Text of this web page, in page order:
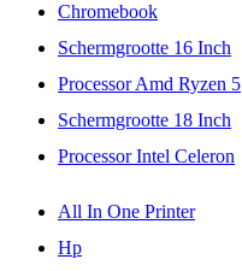
Chromebook
Schermgrootte 16 Inch
Processor Amd Ryzen 5
Schermgrootte 18 Inch
Processor Intel Celeron
All In One Printer
Hp